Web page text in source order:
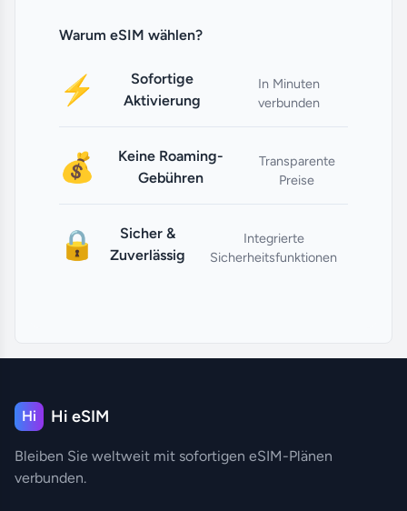
Warum eSIM wählen?
⚡
Sofortige
Aktivierung
In Minuten
verbunden
💰
Keine Roaming-
Gebühren
Transparente
Preise
🔒
Sicher &
Zuverlässig
Integrierte
Sicherheitsfunktionen
Hi Hi eSIM
Bleiben Sie weltweit mit sofortigen eSIM-Plänen
verbunden.